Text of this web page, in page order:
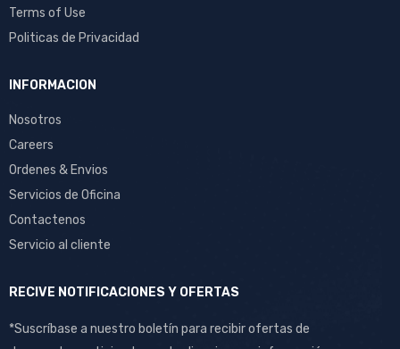
Terms of Use
Politicas de Privacidad
INFORMACION
Nosotros
Careers
Ordenes & Envios
Servicios de Oficina
Contactenos
Servicio al cliente
RECIVE NOTIFICACIONES Y OFERTAS
*Suscríbase a nuestro boletín para recibir ofertas de